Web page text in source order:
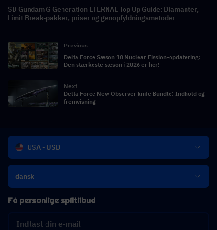
SD Gundam G Generation ETERNAL Top Up Guide: Diamanter,
Limit Break-pakker, priser og genopfyldningsmetoder
Previous
Delta Force Sæson 10 Nuclear Fission-opdatering:
Den stærkeste sæson i 2026 er her!
Next
Delta Force New Observer knife Bundle: Indhold og
fremvisning
USA - USD
dansk
Få personlige spiltilbud